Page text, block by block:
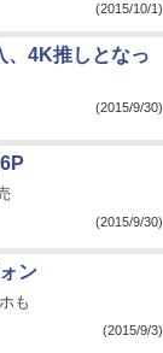
(2015/10/1)
、4K推しとなっ
(2015/9/30)
(2015/9/30)
ン
も
(2015/9/3)